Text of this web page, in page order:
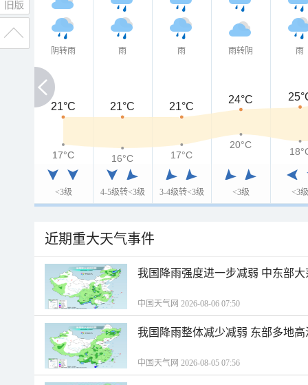
阴转雨
<3级
雨
4-5级转<3级
雨
3-4级转<3级
雨转阴
<3级
雨
<3级
21°C
21°C 21°C 21°C
24°C
17°C
17°C 16°C 17°C
20°C
近期重大天气事件
我国降雨强度进一步减弱 中东部
中国天气网 2026-08-06 07:50
我国降雨整体减少减弱 东部多地
中国天气网 2026-08-05 07:56